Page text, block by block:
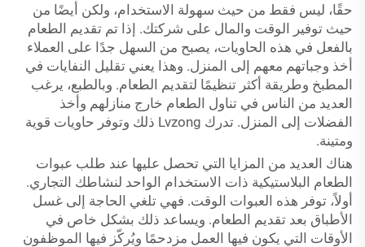
حقًا، ليس فقط من حيث سهولة الاستخدام، ولكن أيضًا من
حيث توفير الوقت والمال على شركتك. إذا تم تقديم الطعام
بالفعل في هذه الحاويات، يصبح من السهل جدًا على العملاء
أخذ وجباتهم معهم إلى المنزل. وهذا يعني تقليل النفايات في
المطبخ وطريقة أكثر تنظيمًا لتقديم الطعام. وبالطبع، يرغب
العديد من الناس في تناول الطعام خارج منازلهم وأخذ
الفضلات إلى المنزل. تدرك Lvzong ذلك وتوفر حاويات قوية
ومتينة.
هناك العديد من المزايا التي تحصل عليها عند طلب عبوات
الطعام البلاستيكية ذات الاستخدام الواحد لنشاطك التجاري.
أولاً، توفر هذه العبوات الوقت. فهي تلغي الحاجة إلى غسل
الأطباق بعد تقديم الطعام. ويساعد ذلك بشكل خاص في
الأوقات التي يكون فيها العمل مزدحمًا ويُركّز فيها الموظفون